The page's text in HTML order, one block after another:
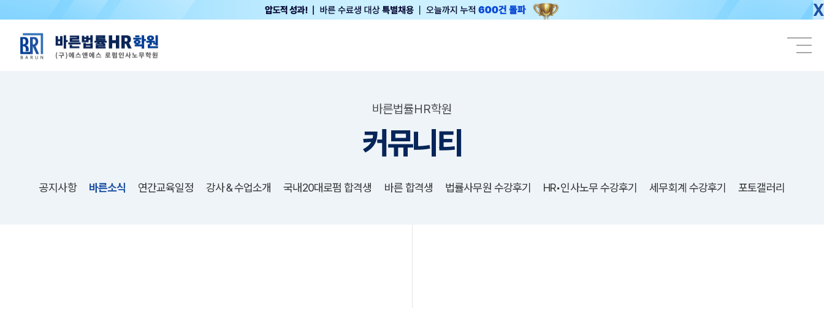
X
바른법률HR학원
커뮤니티
공지사항 바른소식 연간교육일정 강사＆수업소개 국내20대로펌 합격생 바른 합격생 법률사무원 수강후기 HR•인사노무 수강후기 세무회계 수강후기 포토갤러리